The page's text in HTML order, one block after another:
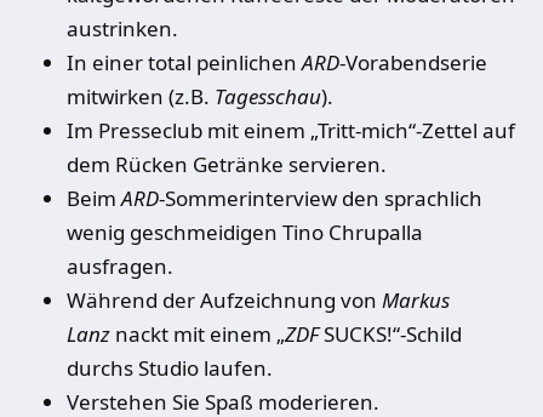
austrinken.
In einer total peinlichenARD-Vorabendserie
mitwirken (z.B. Tagesschau).
Im Presseclub mit einem „Tritt-mich“-Zettel auf
dem Rücken Getränke servieren.
BeimARD-Sommerinterview den sprachlich
wenig geschmeidigen Tino Chrupalla
ausfragen.
Während der Aufzeichnung von Markus
Lanz nackt mit einem „ZDFSUCKS!“-Schild
durchs Studio laufen.
Verstehen Sie Spaß moderieren.